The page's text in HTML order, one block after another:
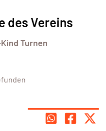
des Vereins
Turnen